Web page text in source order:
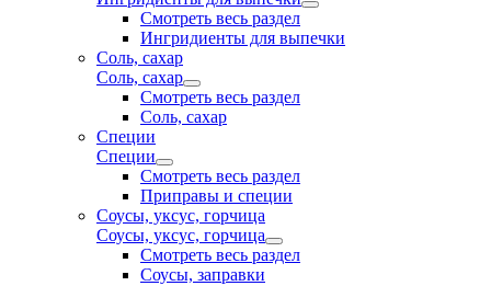
Смотреть весь раздел
Ингридиенты для выпечки
Соль, сахар
Соль, сахар
Смотреть весь раздел
Соль, сахар
Специи
Специи
Смотреть весь раздел
Приправы и специи
Соусы, уксус, горчица
Соусы, уксус, горчица
Смотреть весь раздел
Соусы, заправки